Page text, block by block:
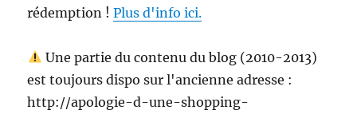
rédemption !Plus d'info ici.
Une partie du contenu du blog (2010-2013)
est toujours dispo sur l'ancienne adresse :
http://apologie-d-une-shopping-